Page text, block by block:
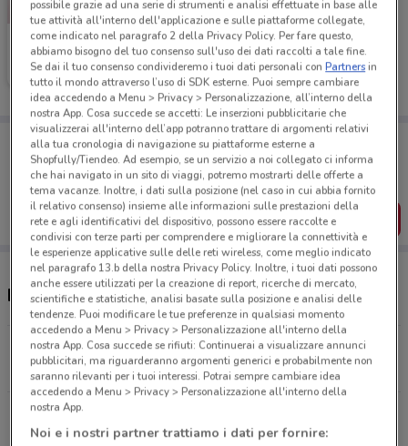
Elite Pet
Scade il 30/09 2.8 km
Porta DoveConviene sempre con te!
Puoi trovare le migliori offerte dei negozi vicino a te,
salvarle e creare la tua lista del risparmio, comodamente
dal tuo cellulare.
SCARICA L’APP
Negozi Elite Pet nelle vicinanze
Via di Gracchi, 183 Roma
2.8 km
Viale Liegi, 31 Roma
3.5 km
possibile grazie ad una serie di strumenti e analisi effettuate in base alle
tue attività all'interno dell'applicazione e sulle piattaforme collegate,
come indicato nel paragrafo 2 della Privacy Policy. Per fare questo,
abbiamo bisogno del tuo consenso sull'uso dei dati raccolti a tale fine.
Se dai il tuo consenso condivideremo i tuoi dati personali conPartnersin
tutto il mondo attraverso l’uso di SDK esterne. Puoi sempre cambiare
idea accedendo a Menu > Privacy > Personalizzazione, all’interno della
nostra App. Cosa succede se accetti: Le inserzioni pubblicitarie che
visualizzerai all'interno dell’app potranno trattare di argomenti relativi
alla tua cronologia di navigazione su piattaforme esterne a
Shopfully/Tiendeo. Ad esempio, se un servizio a noi collegato ci informa
che hai navigato in un sito di viaggi, potremo mostrarti delle offerte a
tema vacanze. Inoltre, i dati sulla posizione (nel caso in cui abbia fornito
il relativo consenso) insieme alle informazioni sulle prestazioni della
rete e agli identificativi del dispositivo, possono essere raccolte e
condivisi con terze parti per comprendere e migliorare la connettività e
le esperienze applicative sulle delle reti wireless, come meglio indicato
nel paragrafo 13.b della nostra Privacy Policy. Inoltre, i tuoi dati possono
anche essere utilizzati per la creazione di report, ricerche di mercato,
scientifiche e statistiche, analisi basate sulla posizione e analisi delle
tendenze. Puoi modificare le tue preferenze in qualsiasi momento
accedendo a Menu > Privacy > Personalizzazione all'interno della
nostra App. Cosa succede se rifiuti: Continuerai a visualizzare annunci
pubblicitari, ma riguarderanno argomenti generici e probabilmente non
saranno rilevanti per i tuoi interessi. Potrai sempre cambiare idea
accedendo a Menu > Privacy > Personalizzazione all'interno della
nostra App.
Noi e i nostri partner trattiamo i dati per fornire: